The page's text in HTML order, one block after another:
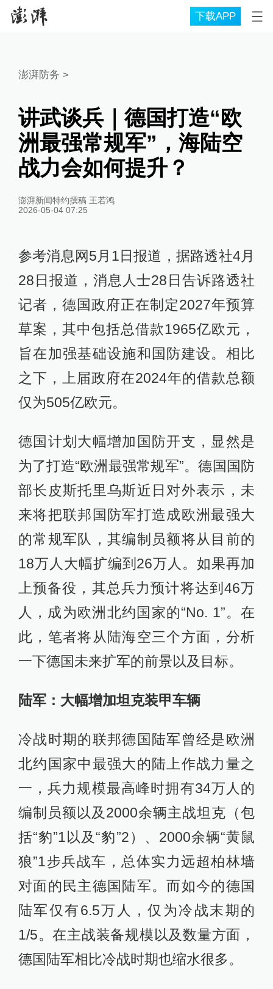
下载APP
澎湃防务 >
讲武谈兵｜德国打造“欧
洲最强常规军”，海陆空
战力会如何提升？
澎湃新闻特约撰稿 王若鸿
2026-05-04 07:25
参考消息网5月1日报道，据路透社4月
28日报道，消息人士28日告诉路透社
记者，德国政府正在制定2027年预算
草案，其中包括总借款1965亿欧元，
旨在加强基础设施和国防建设。相比
之下，上届政府在2024年的借款总额
仅为505亿欧元。
德国计划大幅增加国防开支，显然是
为了打造“欧洲最强常规军”。德国国防
部长皮斯托里乌斯近日对外表示，未
来将把联邦国防军打造成欧洲最强大
的常规军队，其编制员额将从目前的
18万人大幅扩编到26万人。如果再加
上预备役，其总兵力预计将达到46万
人，成为欧洲北约国家的“No. 1”。在
此，笔者将从陆海空三个方面，分析
一下德国未来扩军的前景以及目标。
陆军：大幅增加坦克装甲车辆
冷战时期的联邦德国陆军曾经是欧洲
北约国家中最强大的陆上作战力量之
一，兵力规模最高峰时拥有34万人的
编制员额以及2000余辆主战坦克（包
括“豹”1以及“豹”2）、2000余辆“黄鼠
狼”1步兵战车，总体实力远超柏林墙
对面的民主德国陆军。而如今的德国
陆军仅有6.5万人，仅为冷战末期的
1/5。在主战装备规模以及数量方面，
德国陆军相比冷战时期也缩水很多。